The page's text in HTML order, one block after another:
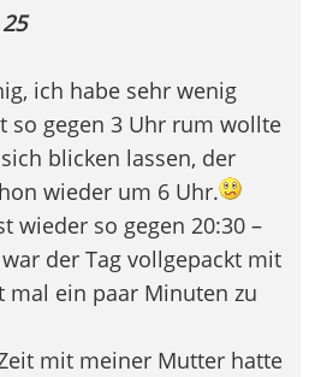
ich habe sehr wenig
so gegen 3 Uhr rum wollte
blicken lassen, der
wieder um 6 Uhr.
wieder so gegen 20:30 –
der Tag vollgepackt mit
mal ein paar Minuten zu
mit meiner Mutter hatte